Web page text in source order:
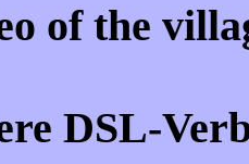
of the
DSL-